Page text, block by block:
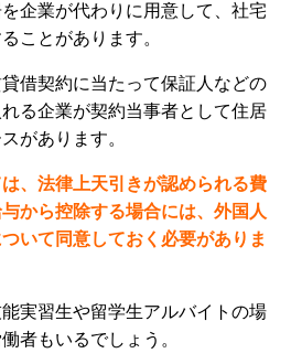
企業が代わりに用意して、社宅
ことがあります。
借契約に当たって保証人などの
る企業が契約当事者として住居
があります。
、法律上天引きが認められる費
から控除する場合には、外国人
いて同意しておく必要がありま
実習生や留学生アルバイトの場
者もいるでしょう。